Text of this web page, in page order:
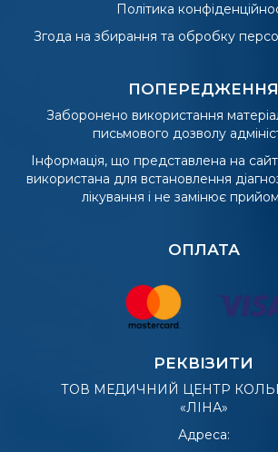
Політика
Згода на збирання та обробку
ПОПЕРЕДЖЕННЯ
Заборонено використання
письмового дозволу
Інформація, що представлена на
використана для встановлення
лікування і не замінює
ОПЛАТА
РЕКВІЗИТИ
ТОВ МЕДИЧНИЙ ЦЕНТР
«ЛІНА»
Адреса: